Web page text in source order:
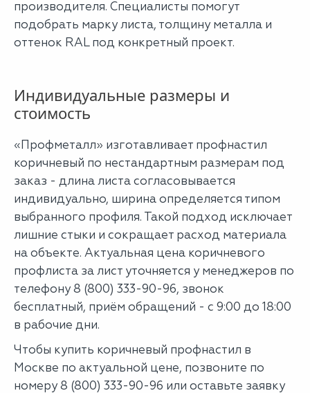
производителя. Специалисты помогут
подобрать марку листа, толщину металла и
оттенок RAL под конкретный проект.
Индивидуальные размеры и
стоимость
«Профметалл» изготавливает профнастил
коричневый по нестандартным размерам под
заказ - длина листа согласовывается
индивидуально, ширина определяется типом
выбранного профиля. Такой подход исключает
лишние стыки и сокращает расход материала
на объекте. Актуальная цена коричневого
профлиста за лист уточняется у менеджеров по
телефону 8 (800) 333-90-96, звонок
бесплатный, приём обращений - с 9:00 до 18:00
в рабочие дни.
Чтобы купить коричневый профнастил в
Москве по актуальной цене, позвоните по
номеру 8 (800) 333-90-96 или оставьте заявку